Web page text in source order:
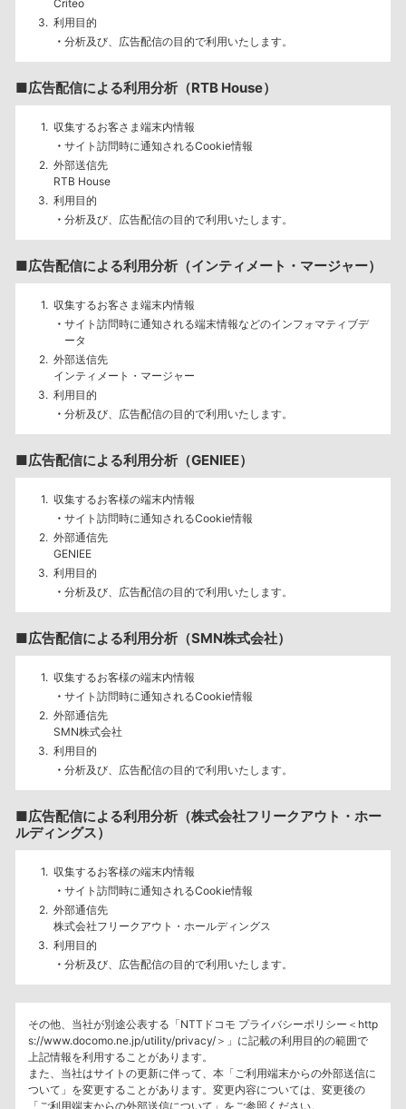
Criteo
利用目的
分析及び、広告配信の目的で利用いたします。
■広告配信による利用分析（RTB House）
収集するお客さま端末内情報
サイト訪問時に通知されるCookie情報
外部送信先
RTB House
利用目的
分析及び、広告配信の目的で利用いたします。
■広告配信による利用分析（インティメート・マージャー）
収集するお客さま端末内情報
サイト訪問時に通知される端末情報などのインフォマティブデ
ータ
外部送信先
インティメート・マージャー
利用目的
分析及び、広告配信の目的で利用いたします。
■広告配信による利用分析（GENIEE）
収集するお客様の端末内情報
サイト訪問時に通知されるCookie情報
外部通信先
GENIEE
利用目的
分析及び、広告配信の目的で利用いたします。
■広告配信による利用分析（SMN株式会社）
収集するお客様の端末内情報
サイト訪問時に通知されるCookie情報
外部通信先
SMN株式会社
利用目的
分析及び、広告配信の目的で利用いたします。
■広告配信による利用分析（株式会社フリークアウト・ホー
ルディングス）
収集するお客様の端末内情報
サイト訪問時に通知されるCookie情報
外部通信先
株式会社フリークアウト・ホールディングス
利用目的
分析及び、広告配信の目的で利用いたします。
その他、当社が別途公表する「NTTドコモ プライバシーポリシー＜http
s://www.docomo.ne.jp/utility/privacy/＞」に記載の利用目的の範囲で
上記情報を利用することがあります。
また、当社はサイトの更新に伴って、本「ご利用端末からの外部送信に
ついて」を変更することがあります。変更内容については、変更後の
「ご利用端末からの外部送信について」をご参照ください。